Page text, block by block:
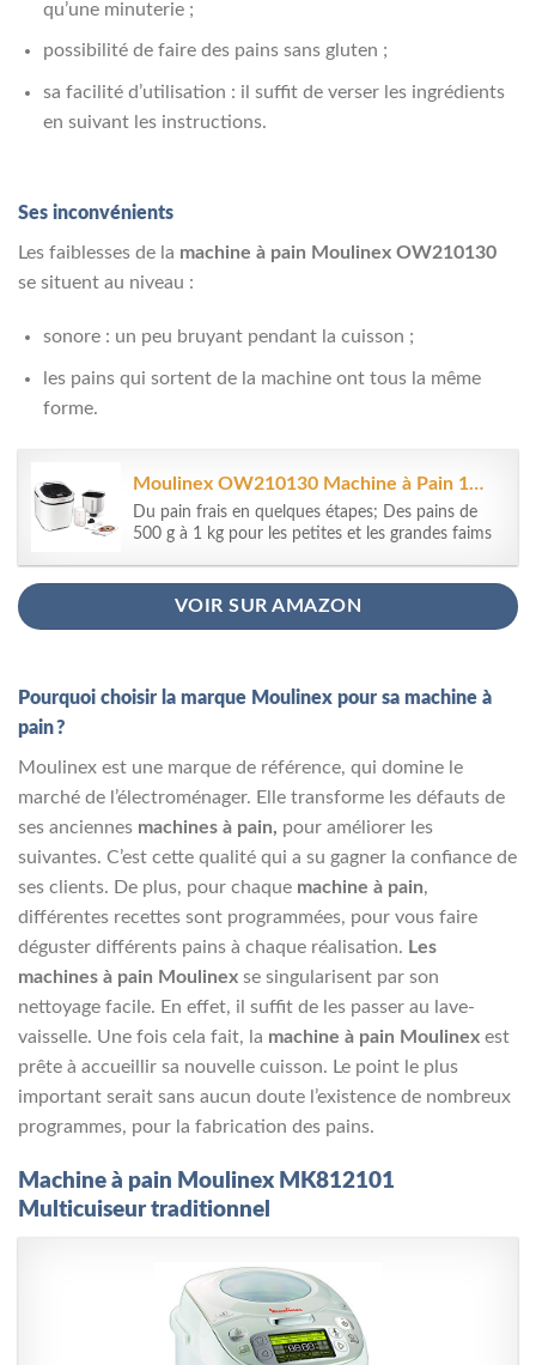
qu’une minuterie ;
possibilité de faire des pains sans gluten ;
sa facilité d’utilisation : il suffit de verser les ingrédients
en suivant les instructions.
Ses inconvénients
Les faiblesses de la machine à pain Moulinex OW210130
se situent au niveau :
sonore : un peu bruyant pendant la cuisson ;
les pains qui sortent de la machine ont tous la même
forme.
Moulinex OW210130 Machine à Pain 12 Programmes Plastique Blanc 31 x 29 x...
Du pain frais en quelques étapes; Des pains de
500 g à 1 kg pour les petites et les grandes faims
VOIR SUR AMAZON
Pourquoi choisir la marque Moulinex pour sa machine à
pain ?
Moulinex est une marque de référence, qui domine le
marché de l’électroménager. Elle transforme les défauts de
ses anciennes machines à pain, pour améliorer les
suivantes. C’est cette qualité qui a su gagner la confiance de
ses clients. De plus, pour chaque machine à pain,
différentes recettes sont programmées, pour vous faire
déguster différents pains à chaque réalisation. Les
machines à pain Moulinex se singularisent par son
nettoyage facile. En effet, il suffit de les passer au lave-
vaisselle. Une fois cela fait, la machine à pain Moulinex est
prête à accueillir sa nouvelle cuisson. Le point le plus
important serait sans aucun doute l’existence de nombreux
programmes, pour la fabrication des pains.
Machine à pain Moulinex MK812101
Multicuiseur traditionnel